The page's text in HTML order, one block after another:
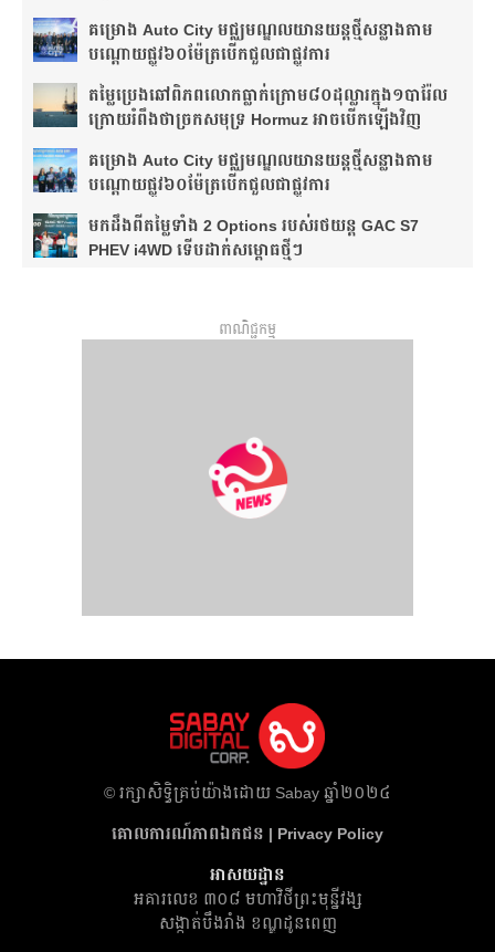
គម្រោង Auto City មជ្ឈមណ្ឌលយានយន្តថ្មីសន្លាង​តាម
បណ្តោយផ្លូវ​​៦០ម៉ែត្រ​បើកជួលជាផ្លូវការ
តម្លៃប្រេងឆៅពិភពលោកធ្លាក់ក្រោម៨០ដុល្លារក្នុង១បារ៉ែល
ក្រោយរំពឹងថា​ច្រកសមុទ្រ Hormuz អាចបើកឡើងវិញ
គម្រោង Auto City មជ្ឈមណ្ឌលយានយន្តថ្មីសន្លាង​តាម
បណ្តោយផ្លូវ​​៦០ម៉ែត្រ​បើកជួលជាផ្លូវការ
មកដឹងពីតម្លៃទាំង 2 Options របស់រថយន្ត GAC S7
PHEV i4WD ទើបដាក់សម្ពោធថ្មីៗ
ពាណិជ្ជកម្ម
​© រក្សា​សិទ្ធិ​គ្រប់​យ៉ាង​ដោយ​ Sabay ឆ្នាំ​២០២៤
គោលការណ៍​ភាព​ឯកជន | Privacy Policy
អាសយដ្ឋាន
អគារ​លេខ ៣០៨ មហាវិថីព្រះមុន្នីវង្ស
សង្កាត់បឹងរាំង ខណ្ឌដូនពេញ